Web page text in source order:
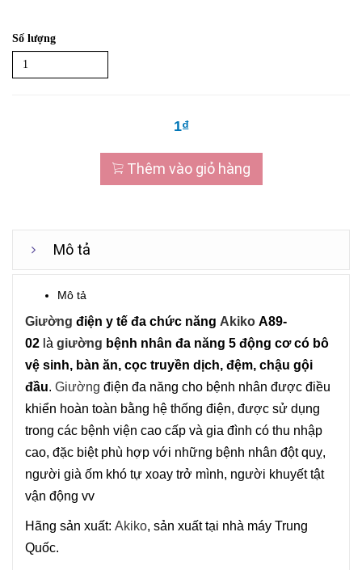
Số lượng
1₫
Thêm vào giỏ hàng
Mô tả
Mô tả
Giường điện y tế đa chức năng Akiko A89-
02 là giường bệnh nhân đa năng 5 động cơ có bô
vệ sinh, bàn ăn, cọc truyền dịch, đệm, chậu gội
đầu. Giường điện đa năng cho bệnh nhân được điều
khiển hoàn toàn bằng hệ thống điện, được sử dụng
trong các bệnh viện cao cấp và gia đình có thu nhập
cao, đặc biệt phù hợp với những bệnh nhân đột quỵ,
người già ốm khó tự xoay trở mình, người khuyết tật
vận động vv
Hãng sản xuất: Akiko, sản xuất tại nhà máy Trung
Quốc.